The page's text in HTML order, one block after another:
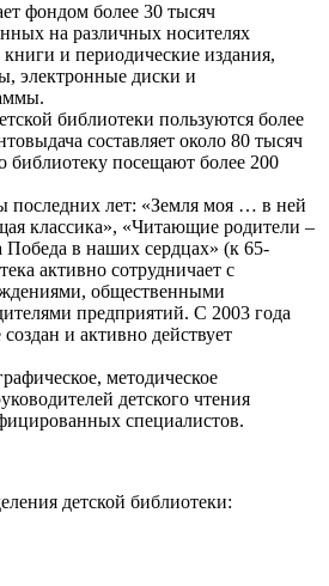
фондом более 30 тысяч
на различных носителях
и периодические издания,
электронные диски и
библиотеки пользуются более
составляет около 80 тысяч
библиотеку посещают более 200
лет: «Земля моя … в ней
классика», «Читающие родители –
в наших сердцах» (к 65-
активно сотрудничает с
общественными
предприятий. С 2003 года
и активно действует
методическое
детского чтения
специалистов.
детской библиотеки: